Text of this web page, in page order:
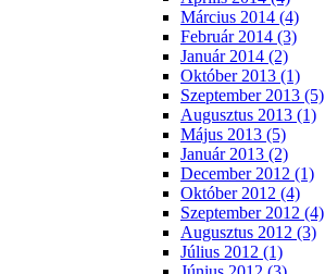
Március 2014 (4)
Február 2014 (3)
Január 2014 (2)
Október 2013 (1)
Szeptember 2013 (5)
Augusztus 2013 (1)
Május 2013 (5)
Január 2013 (2)
December 2012 (1)
Október 2012 (4)
Szeptember 2012 (4)
Augusztus 2012 (3)
Július 2012 (1)